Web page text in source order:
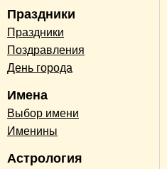
Праздники
Праздники
Поздравления
День города
Имена
Выбор имени
Именины
Астрология